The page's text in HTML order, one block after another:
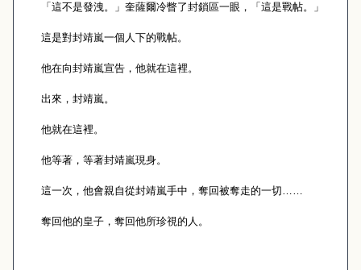
「這不是發洩。」奎薩爾冷瞥了封鎖區一眼，「這是戰帖。」
這是對封靖嵐一個人下的戰帖。
他在向封靖嵐宣告，他就在這裡。
出來，封靖嵐。
他就在這裡。
他等著，等著封靖嵐現身。
這一次，他會親自從封靖嵐手中，奪回被奪走的一切……
奪回他的皇子，奪回他所珍視的人。